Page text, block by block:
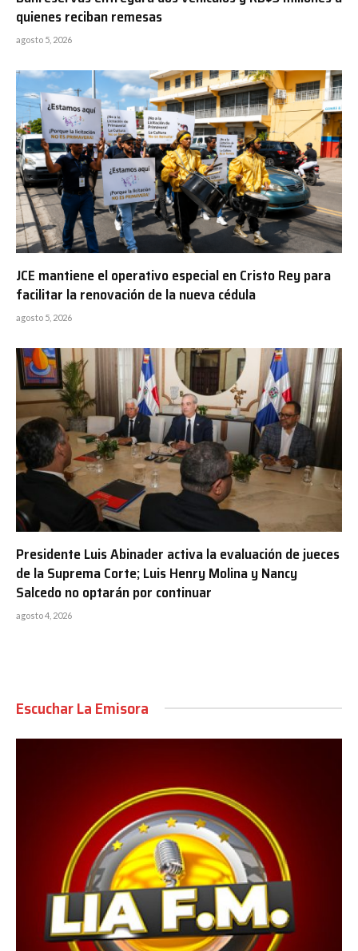
quienes reciban remesas
agosto 5, 2026
JCE mantiene el operativo especial en Cristo Rey para
facilitar la renovación de la nueva cédula
agosto 5, 2026
Presidente Luis Abinader activa la evaluación de jueces
de la Suprema Corte; Luis Henry Molina y Nancy
Salcedo no optarán por continuar
agosto 4, 2026
Escuchar La Emisora